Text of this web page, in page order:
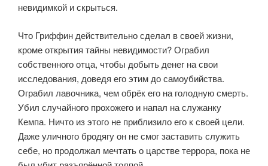
невидимкой и скрыться.
Что Гриффин действительно сделал в своей жизни,
кроме открытия тайны невидимости? Ограбил
собственного отца, чтобы добыть денег на свои
исследования, доведя его этим до самоубийства.
Ограбил лавочника, чем обрёк его на голодную смерть.
Убил случайного прохожего и напал на служанку
Кемпа. Ничто из этого не приблизило его к своей цели.
Даже уличного бродягу он не смог заставить служить
себе, но продолжал мечтать о царстве террора, пока не